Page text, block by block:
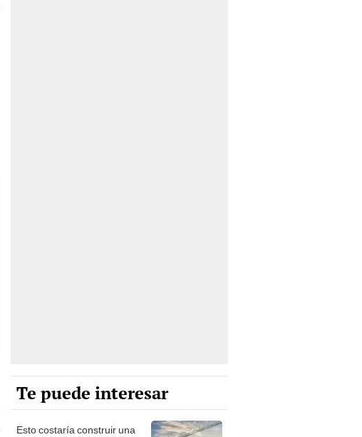
Te puede interesar
Esto costaría construir una